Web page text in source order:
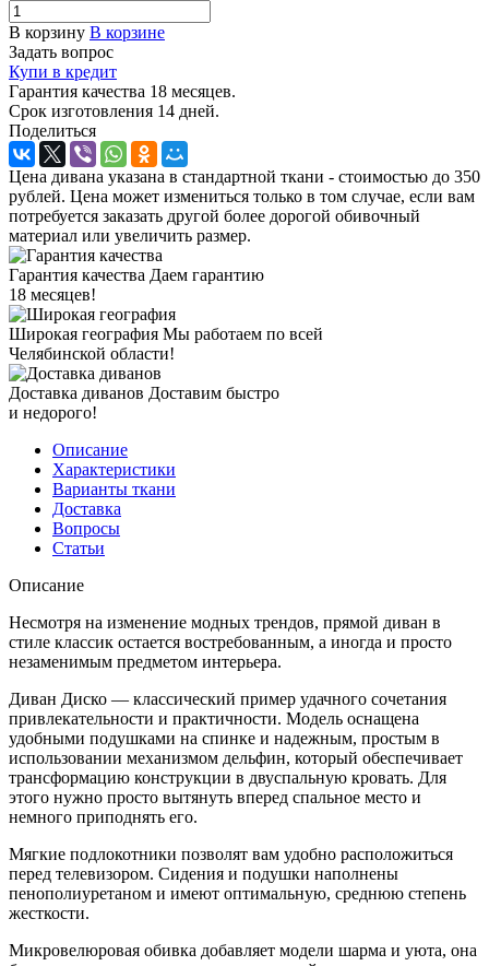
В корзину В корзине
Задать вопрос
Купи в кредит
Гарантия качества 18 месяцев.
Срок изготовления 14 дней.
Поделиться
Цена дивана указана в стандартной ткани - стоимостью до 350
рублей. Цена может измениться только в том случае, если вам
потребуется заказать другой более дорогой обивочный
материал или увеличить размер.
Гарантия качества Даем гарантию
18 месяцев!
Широкая география Мы работаем по всей
Челябинской области!
Доставка диванов Доставим быстро
и недорого!
Описание
Характеристики
Варианты ткани
Доставка
Вопросы
Статьи
Описание
Несмотря на изменение модных трендов, прямой диван в
стиле классик остается востребованным, а иногда и просто
незаменимым предметом интерьера.
Диван Диско — классический пример удачного сочетания
привлекательности и практичности. Модель оснащена
удобными подушками на спинке и надежным, простым в
использовании механизмом дельфин, который обеспечивает
трансформацию конструкции в двуспальную кровать. Для
этого нужно просто вытянуть вперед спальное место и
немного приподнять его.
Мягкие подлокотники позволят вам удобно расположиться
перед телевизором. Сидения и подушки наполнены
пенополиуретаном и имеют оптимальную, среднюю степень
жесткости.
Микровелюровая обивка добавляет модели шарма и уюта, она